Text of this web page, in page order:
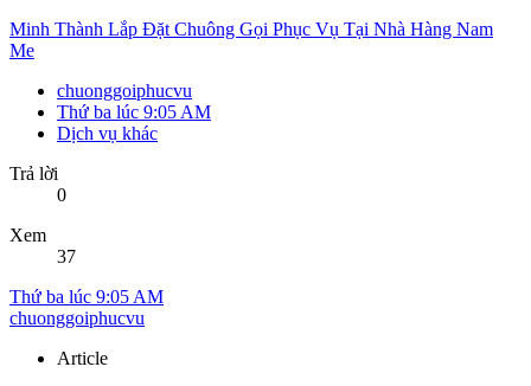
Minh Thành Lắp Đặt Chuông Gọi Phục Vụ Tại Nhà Hàng Nam
Me
chuonggoiphucvu
Thứ ba lúc 9:05 AM
Dịch vụ khác
Trả lời
0
Xem
37
Thứ ba lúc 9:05 AM
chuonggoiphucvu
Article